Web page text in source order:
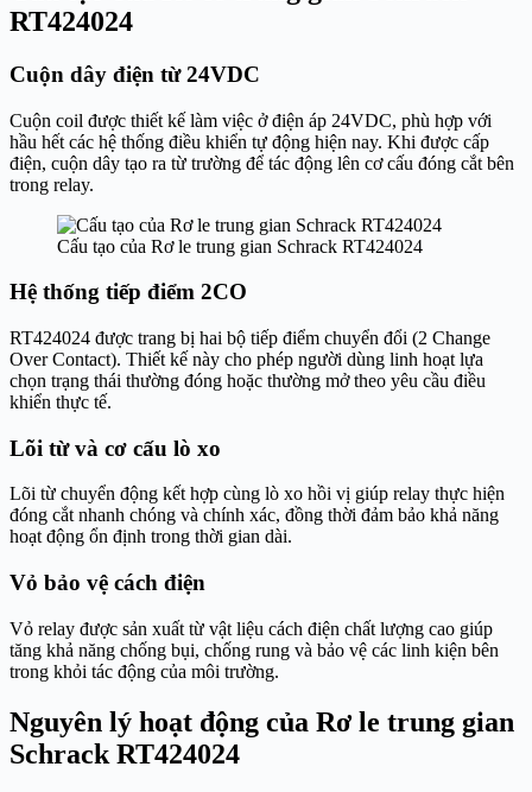
RT424024
Cuộn dây điện từ 24VDC
Cuộn coil được thiết kế làm việc ở điện áp 24VDC, phù hợp với
hầu hết các hệ thống điều khiển tự động hiện nay. Khi được cấp
điện, cuộn dây tạo ra từ trường để tác động lên cơ cấu đóng cắt bên
trong relay.
Cấu tạo của Rơ le trung gian Schrack RT424024
Hệ thống tiếp điểm 2CO
RT424024 được trang bị hai bộ tiếp điểm chuyển đổi (2 Change
Over Contact). Thiết kế này cho phép người dùng linh hoạt lựa
chọn trạng thái thường đóng hoặc thường mở theo yêu cầu điều
khiển thực tế.
Lõi từ và cơ cấu lò xo
Lõi từ chuyển động kết hợp cùng lò xo hồi vị giúp relay thực hiện
đóng cắt nhanh chóng và chính xác, đồng thời đảm bảo khả năng
hoạt động ổn định trong thời gian dài.
Vỏ bảo vệ cách điện
Vỏ relay được sản xuất từ vật liệu cách điện chất lượng cao giúp
tăng khả năng chống bụi, chống rung và bảo vệ các linh kiện bên
trong khỏi tác động của môi trường.
Nguyên lý hoạt động của Rơ le trung gian
Schrack RT424024